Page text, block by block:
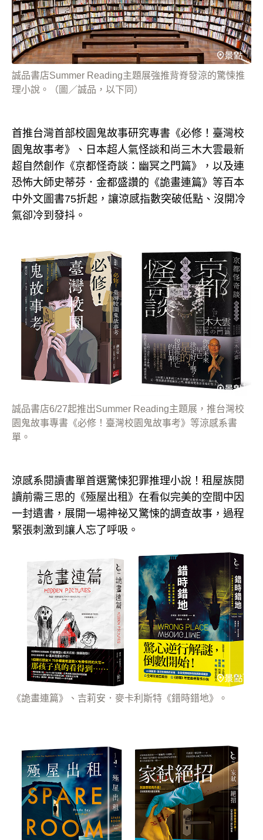
誠品書店Summer Reading主題展強推背脊發涼的驚悚推
理小說。（圖／誠品，以下同）
首推台灣首部校園鬼故事研究專書《必修！臺灣校
園鬼故事考》、日本超人氣怪談和尚三木大雲最新
超自然創作《京都怪奇談：幽冥之門篇》，以及連
恐怖大師史蒂芬．金都盛讚的《詭畫連篇》等百本
中外文圖書75折起，讓涼感指數突破低點、沒開冷
氣卻冷到發抖。
誠品書店6/27起推出Summer Reading主題展，推台灣校
園鬼故事專書《必修！臺灣校園鬼故事考》等涼感系書
單。
涼感系閱讀書單首選驚悚犯罪推理小說！租屋族閱
讀前需三思的《殛屋出租》在看似完美的空間中因
一封遺書，展開一場神祕又驚悚的調查故事，過程
緊張刺激到讓人忘了呼吸。
《詭畫連篇》、吉莉安．麥卡利斯特《錯時錯地》。